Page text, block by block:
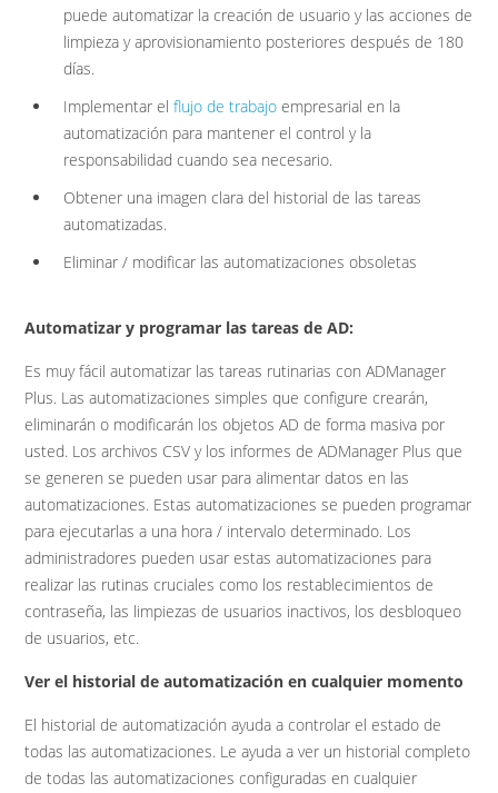
puede automatizar la creación de usuario y las acciones de
limpieza y aprovisionamiento posteriores después de 180
días.
Implementar elflujo de trabajo empresarial en la
automatización para mantener el control y la
responsabilidad cuando sea necesario.
Obtener una imagen clara del historial de las tareas
automatizadas.
Eliminar / modificar las automatizaciones obsoletas
Automatizar y programar las tareas de AD:
Es muy fácil automatizar las tareas rutinarias con ADManager
Plus. Las automatizaciones simples que configure crearán,
eliminarán o modificarán los objetos AD de forma masiva por
usted. Los archivos CSV y los informes de ADManager Plus que
se generen se pueden usar para alimentar datos en las
automatizaciones. Estas automatizaciones se pueden programar
para ejecutarlas a una hora / intervalo determinado. Los
administradores pueden usar estas automatizaciones para
realizar las rutinas cruciales como los restablecimientos de
contraseña, las limpiezas de usuarios inactivos, los desbloqueo
de usuarios, etc.
Ver el historial de automatización en cualquier momento
El historial de automatización ayuda a controlar el estado de
todas las automatizaciones. Le ayuda a ver un historial completo
de todas las automatizaciones configuradas en cualquier